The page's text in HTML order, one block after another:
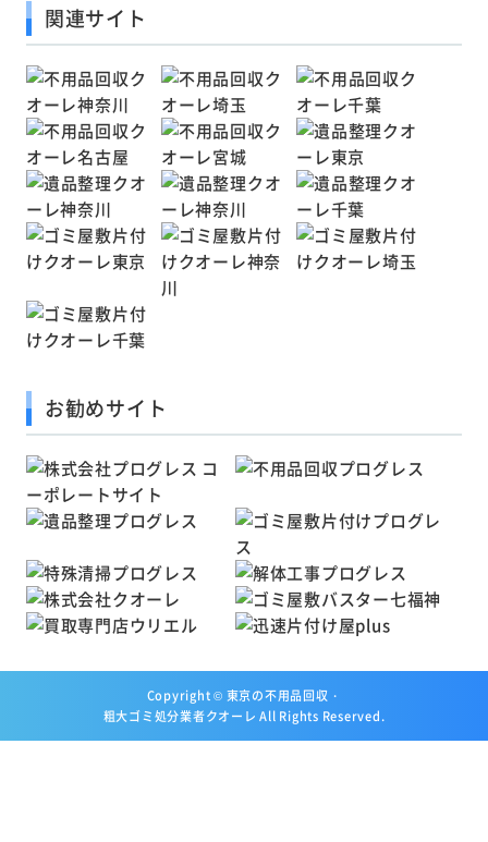
関連サイト
お勧めサイト
Copyright © 東京の不用品回収・
粗大ゴミ処分業者クオーレ All Rights Reserved.